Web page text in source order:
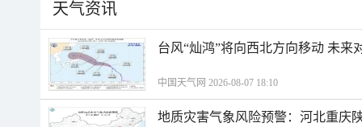
天气资讯
台风“灿鸿”将向西北方向移动 未来
中国天气网 2026-08-07 18:10
地质灾害气象风险预警：河北重庆